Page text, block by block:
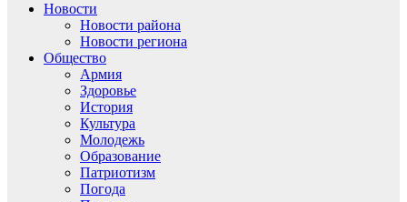
Новости
Новости района
Новости региона
Общество
Армия
Здоровье
История
Культура
Молодежь
Образование
Патриотизм
Погода